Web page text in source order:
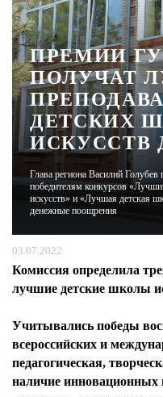
ПРЕМИИ
ПОЛУЧАТ
ДЕТСКИХ
ИСКУССТВ
Глава региона Василий
победителям конкурсов
искусств» и «Лучшая детская
денежные поощрения
03.07.2022
Комиссия определила
лучшие детские школы
Учитывались победы
всероссийских и
педагогическая,
наличие инновационных